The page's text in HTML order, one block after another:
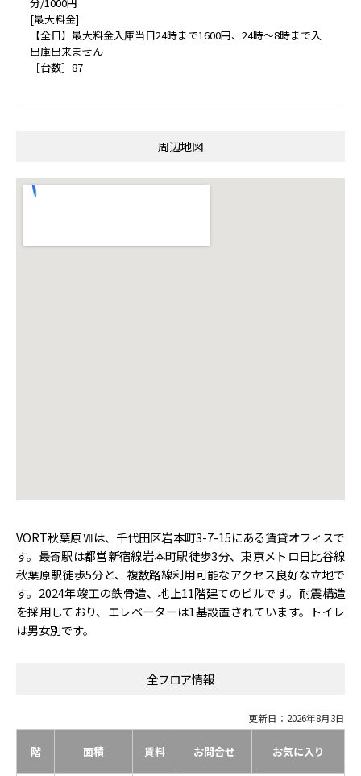
分/1000円
[最大料金]
【全日】最大料金入庫当日24時まで1600円、24時～8時まで入
出庫出来ません
［台数］87
周辺地図
VORT秋葉原Ⅶは、千代田区岩本町3-7-15にある賃貸オフィスで
す。最寄駅は都営新宿線岩本町駅徒歩3分、東京メトロ日比谷線
秋葉原駅徒歩5分と、複数路線利用可能なアクセス良好な立地で
す。2024年竣工の鉄骨造、地上11階建てのビルです。耐震構造
を採用しており、エレベーターは1基設置されています。トイレ
は男女別です。
全フロア情報
更新日：2026年8月3日
階 面積 賃料 お問合せ お気に入り